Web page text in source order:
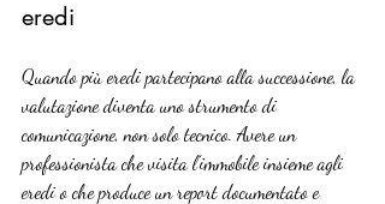
eredi
Quando più eredi partecipano alla successione, la
valutazione diventa uno strumento di
comunicazione, non solo tecnico. Avere un
professionista che visita l’immobile insieme agli
eredi o che produce un report documentato e